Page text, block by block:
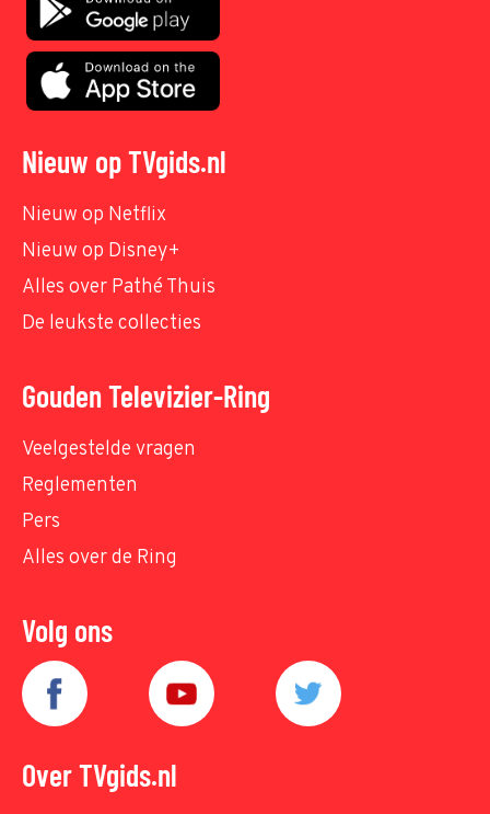
Nieuw op TVgids.nl
Nieuw op Netflix
Nieuw op Disney+
Alles over Pathé Thuis
De leukste collecties
Gouden Televizier-Ring
Veelgestelde vragen
Reglementen
Pers
Alles over de Ring
Volg ons
Over TVgids.nl